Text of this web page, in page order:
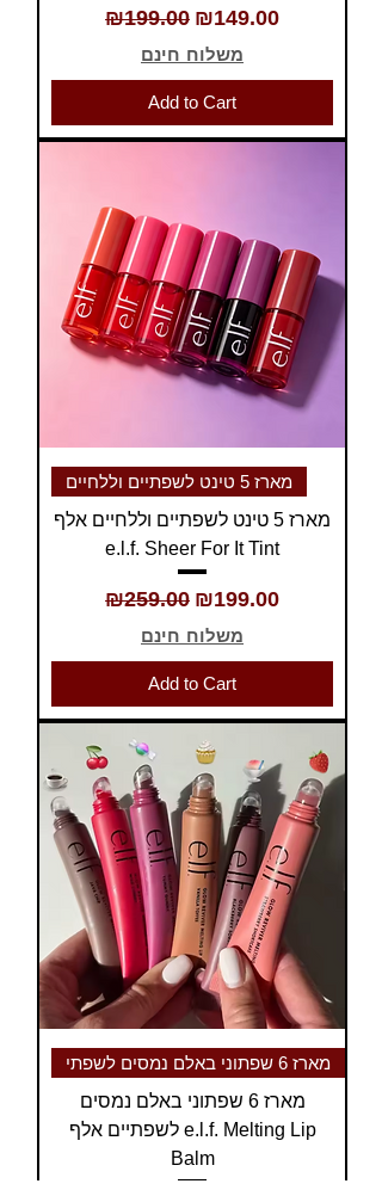
Regular Price
₪199.00 Sale Price
₪149.00
משלוח חינם
Add to Cart
מארז 5 טינט לשפתיים וללחיים
מארז 5 טינט לשפתיים וללחיים אלף
e.l.f. Sheer For It Tint
Regular Price
₪259.00 Sale Price
₪199.00
משלוח חינם
Add to Cart
מארז 6 שפתוני באלם נמסים לשפתי
מארז 6 שפתוני באלם נמסים
לשפתיים אלף e.l.f. Melting Lip
Balm